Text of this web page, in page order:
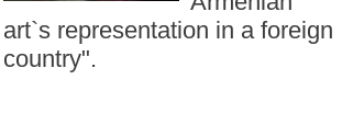
art`s representation in a foreign
country".